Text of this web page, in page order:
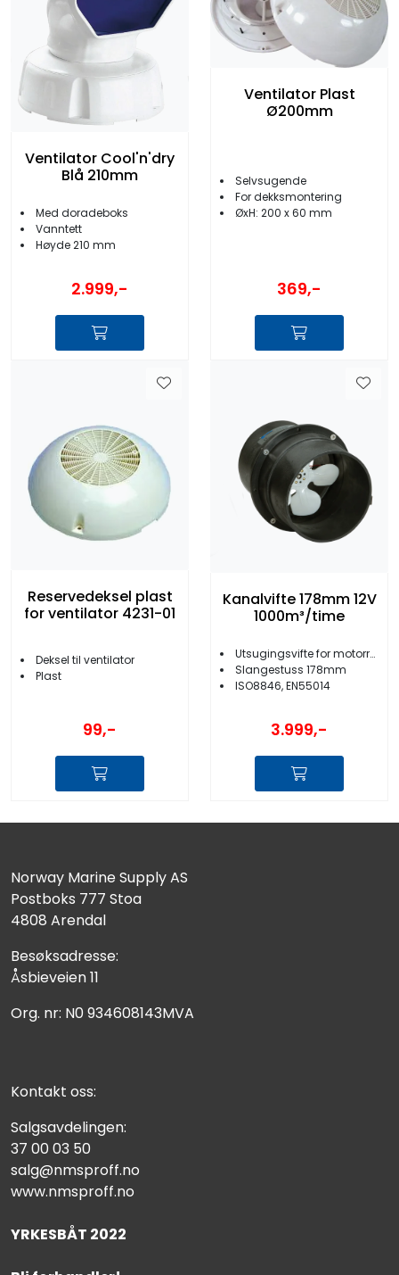
Ventilator Cool'n'dry
Blå 210mm
Med doradeboks
Vanntett
Høyde 210 mm
2.999,-
Ventilator Plast
Ø200mm
Selvsugende
For dekksmontering
ØxH: 200 x 60 mm
369,-
Reservedeksel plast
for ventilator 4231-01
Deksel til ventilator
Plast
99,-
Kanalvifte 178mm 12V
1000m³/time
Utsugingsvifte for motorrom/baderom
Slangestuss 178mm
ISO8846, EN55014
3.999,-
Norway Marine Supply AS
Postboks 777 Stoa
4808 Arendal
Besøksadresse:
Åsbieveien 11
Org. nr: N0 934608143MVA
Kontakt oss:
Salgsavdelingen:
37 00 03 50
salg@nmsproff.no
www.nmsproff.no
YRKESBÅT 2022